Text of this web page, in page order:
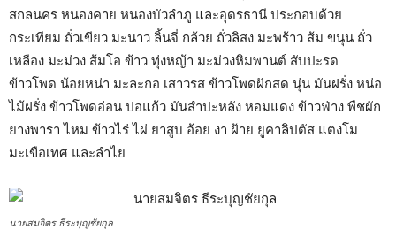
สกลนคร หนองคาย หนองบัวลำภู และอุดรธานี ประกอบด้วย
กระเทียม ถั่วเขียว มะนาว ลิ้นจี่ กล้วย ถั่วลิสง มะพร้าว ส้ม ขนุน ถั่ว
เหลือง มะม่วง ส้มโอ ข้าว ทุ่งหญ้า มะม่วงหิมพานต์ สับปะรด
ข้าวโพด น้อยหน่า มะละกอ เสาวรส ข้าวโพดฝักสด นุ่น มันฝรั่ง หน่อ
ไม้ฝรั่ง ข้าวโพดอ่อน ปอแก้ว มันสำปะหลัง หอมแดง ข้าวฟ่าง พืชผัก
ยางพารา ไหม ข้าวไร่ ไผ่ ยาสูบ อ้อย งา ฝ้าย ยูคาลิปตัส แตงโม
มะเขือเทศ และลำไย
นายสมจิตร ธีระบุญชัยกุล